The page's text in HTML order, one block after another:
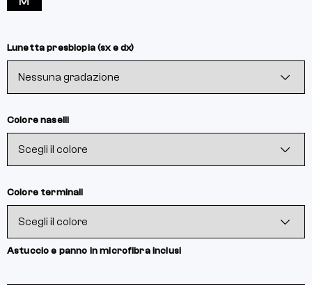
Lunetta presbiopia (sx e dx)
Colore naselli
Colore terminali
Astuccio e panno in microfibra inclusi